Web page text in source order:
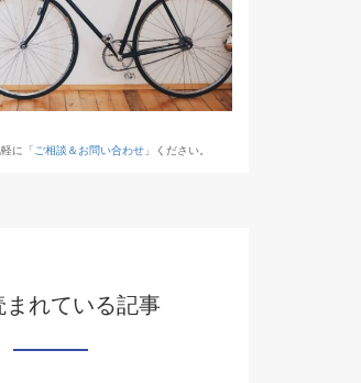
に「 ご相談＆お問い合わせ 」ください。
まれている記事